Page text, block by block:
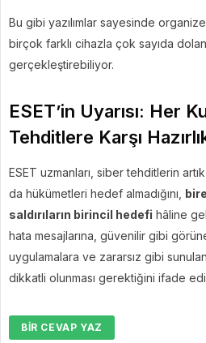
Bu gibi yazılımlar sayesinde
birçok farklı cihazla çok sayıda
gerçekleştirebiliyor.
ESET’in Uyarısı: Her
Tehditlere Karşı
ESET uzmanları, siber tehditlerin
da hükümetleri hedef almadığını,
saldırıların birincil hedefi hâline
hata mesajlarına, güvenilir gibi
uygulamalara ve zararsız gibi
dikkatli olunması gerektiğini ifade
BIR CEVAP YAZ